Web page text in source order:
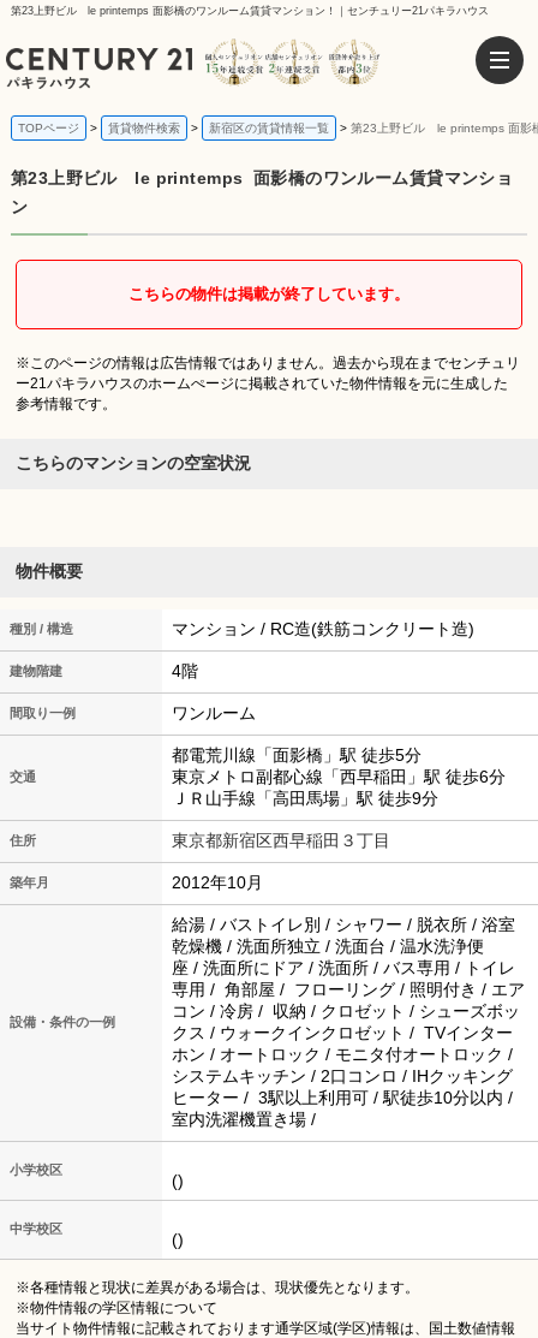
第23上野ビル le printemps 面影橋のワンルーム賃貸マンション！｜センチュリー21パキラハウス
TOPページ 賃貸物件検索 新宿区の賃貸情報一覧 第23上野ビル le printemps 面影
第23上野ビル le printemps
面影橋のワンルーム賃貸マンショ
ン
こちらの物件は掲載が終了しています。
※このページの情報は広告情報ではありません。過去から現在までセンチュリ
ー21パキラハウスのホームぺージに掲載されていた物件情報を元に生成した
参考情報です。
こちらのマンションの空室状況
物件概要
種別 / 構造 マンション / RC造(鉄筋コンクリート造)
建物階建 4階
間取り一例 ワンルーム
交通
都電荒川線「面影橋」駅 徒歩5分
東京メトロ副都心線「西早稲田」駅 徒歩6分
ＪＲ山手線「高田馬場」駅 徒歩9分
住所 東京都新宿区西早稲田３丁目
築年月 2012年10月
設備・条件の一例
給湯 / バストイレ別 / シャワー / 脱衣所 / 浴室
乾燥機 / 洗面所独立 / 洗面台 / 温水洗浄便
座 / 洗面所にドア / 洗面所 / バス専用 / トイレ
専用 / 角部屋 / フローリング / 照明付き / エア
コン / 冷房 / 収納 / クロゼット / シューズボッ
クス / ウォークインクロゼット / TVインター
ホン / オートロック / モニタ付オートロック /
システムキッチン / 2口コンロ / IHクッキング
ヒーター / 3駅以上利用可 / 駅徒歩10分以内 /
室内洗濯機置き場 /
小学校区
()
中学校区
()
※各種情報と現状に差異がある場合は、現状優先となります。
※物件情報の学区情報について
当サイト物件情報に記載されております通学区域(学区)情報は、国土数値情報